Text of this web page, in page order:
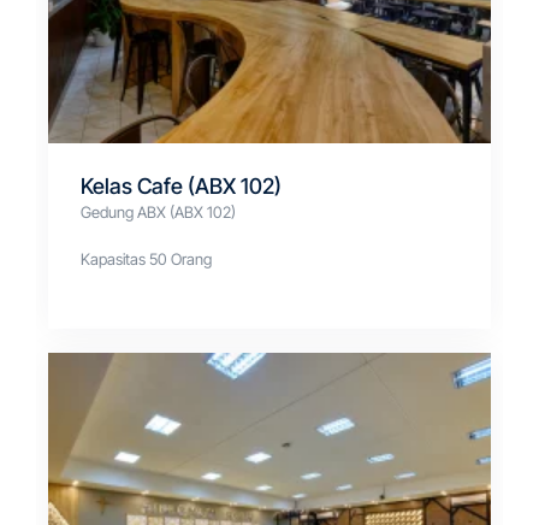
Kelas Cafe (ABX 102)
Gedung ABX (ABX 102)
Kapasitas 50 Orang